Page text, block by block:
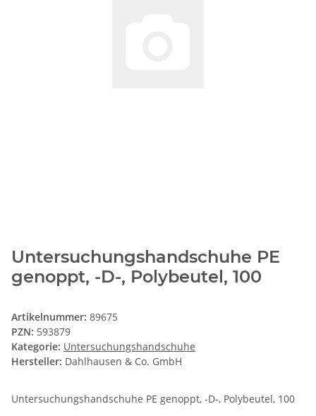
Untersuchungshandschuhe PE
genoppt, -D-, Polybeutel, 100
Artikelnummer: 89675
PZN: 593879
Kategorie: Untersuchungshandschuhe
Hersteller: Dahlhausen & Co. GmbH
Untersuchungshandschuhe PE genoppt, -D-, Polybeutel, 100